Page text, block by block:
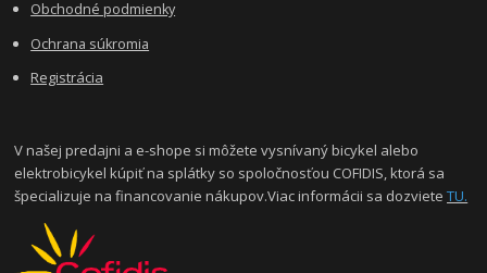
Obchodné podmienky
Ochrana súkromia
Registrácia
V našej predajni a e-shope si môžete vysnívaný bicykel alebo
elektrobicykel kúpiť na splátky so spoločnosťou COFIDIS, ktorá sa
špecializuje na financovanie nákupov.Viac informácii sa dozvieteTU.